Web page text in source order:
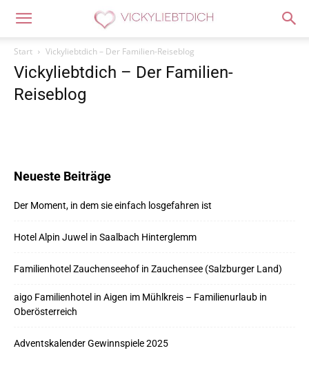
Start Vickyliebtdich – Der Familien-Reiseblog
Vickyliebtdich – Der Familien-
Reiseblog
Neueste Beiträge
Der Moment, in dem sie einfach losgefahren ist
Hotel Alpin Juwel in Saalbach Hinterglemm
Familienhotel Zauchenseehof in Zauchensee (Salzburger Land)
aigo Familienhotel in Aigen im Mühlkreis – Familienurlaub in
Oberösterreich
Adventskalender Gewinnspiele 2025